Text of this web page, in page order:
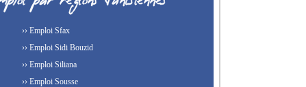
›› Emploi Sfax
›› Emploi Sidi Bouzid
›› Emploi Siliana
›› Emploi Sousse